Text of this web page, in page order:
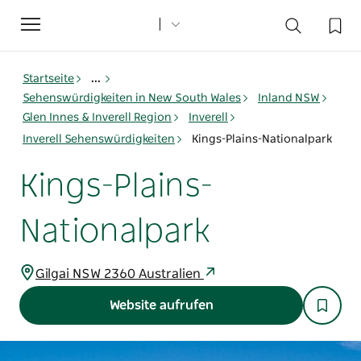
Toggle
navigation
Startseite
...
Sehenswürdigkeiten in New South Wales
Inland NSW
Glen Innes & Inverell Region
Inverell
Inverell Sehenswürdigkeiten
Kings-Plains-Nationalpark
Kings-Plains-
Nationalpark
Gilgai NSW 2360 Australien
Website aufrufen